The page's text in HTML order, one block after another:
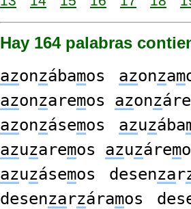
Hay 164 palabras
azonzábamos azonzam
azonzaremos azonzáre
azonzásemos azuzába
azuzaremos azuzárem
azuzásemos desenzar
desenzarzáramos